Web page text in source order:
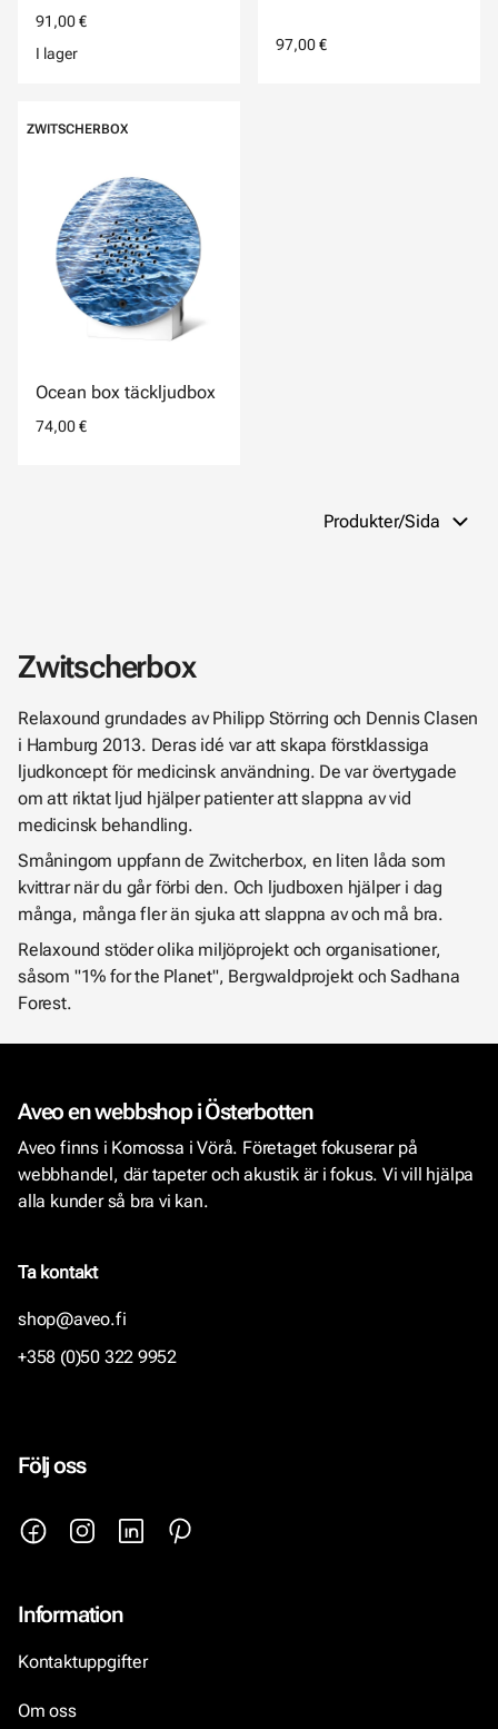
91,00 €
I lager
97,00 €
ZWITSCHERBOX
Ocean box täckljudbox
74,00 €
Produkter/Sida
Zwitscherbox
Relaxound grundades av Philipp Störring och Dennis Clasen
i Hamburg 2013. Deras idé var att skapa förstklassiga
ljudkoncept för medicinsk användning. De var övertygade
om att riktat ljud hjälper patienter att slappna av vid
medicinsk behandling.
Småningom uppfann de Zwitcherbox, en liten låda som
kvittrar när du går förbi den. Och ljudboxen hjälper i dag
många, många fler än sjuka att slappna av och må bra.
Relaxound stöder olika miljöprojekt och organisationer,
såsom "1% for the Planet", Bergwaldprojekt och Sadhana
Forest.
Aveo en webbshop i Österbotten
Aveo finns i Komossa i Vörå. Företaget fokuserar på
webbhandel, där tapeter och akustik är i fokus. Vi vill hjälpa
alla kunder så bra vi kan.
Ta kontakt
shop@aveo.fi
+358 (0)50 322 9952
Följ oss
Information
Kontaktuppgifter
Om oss